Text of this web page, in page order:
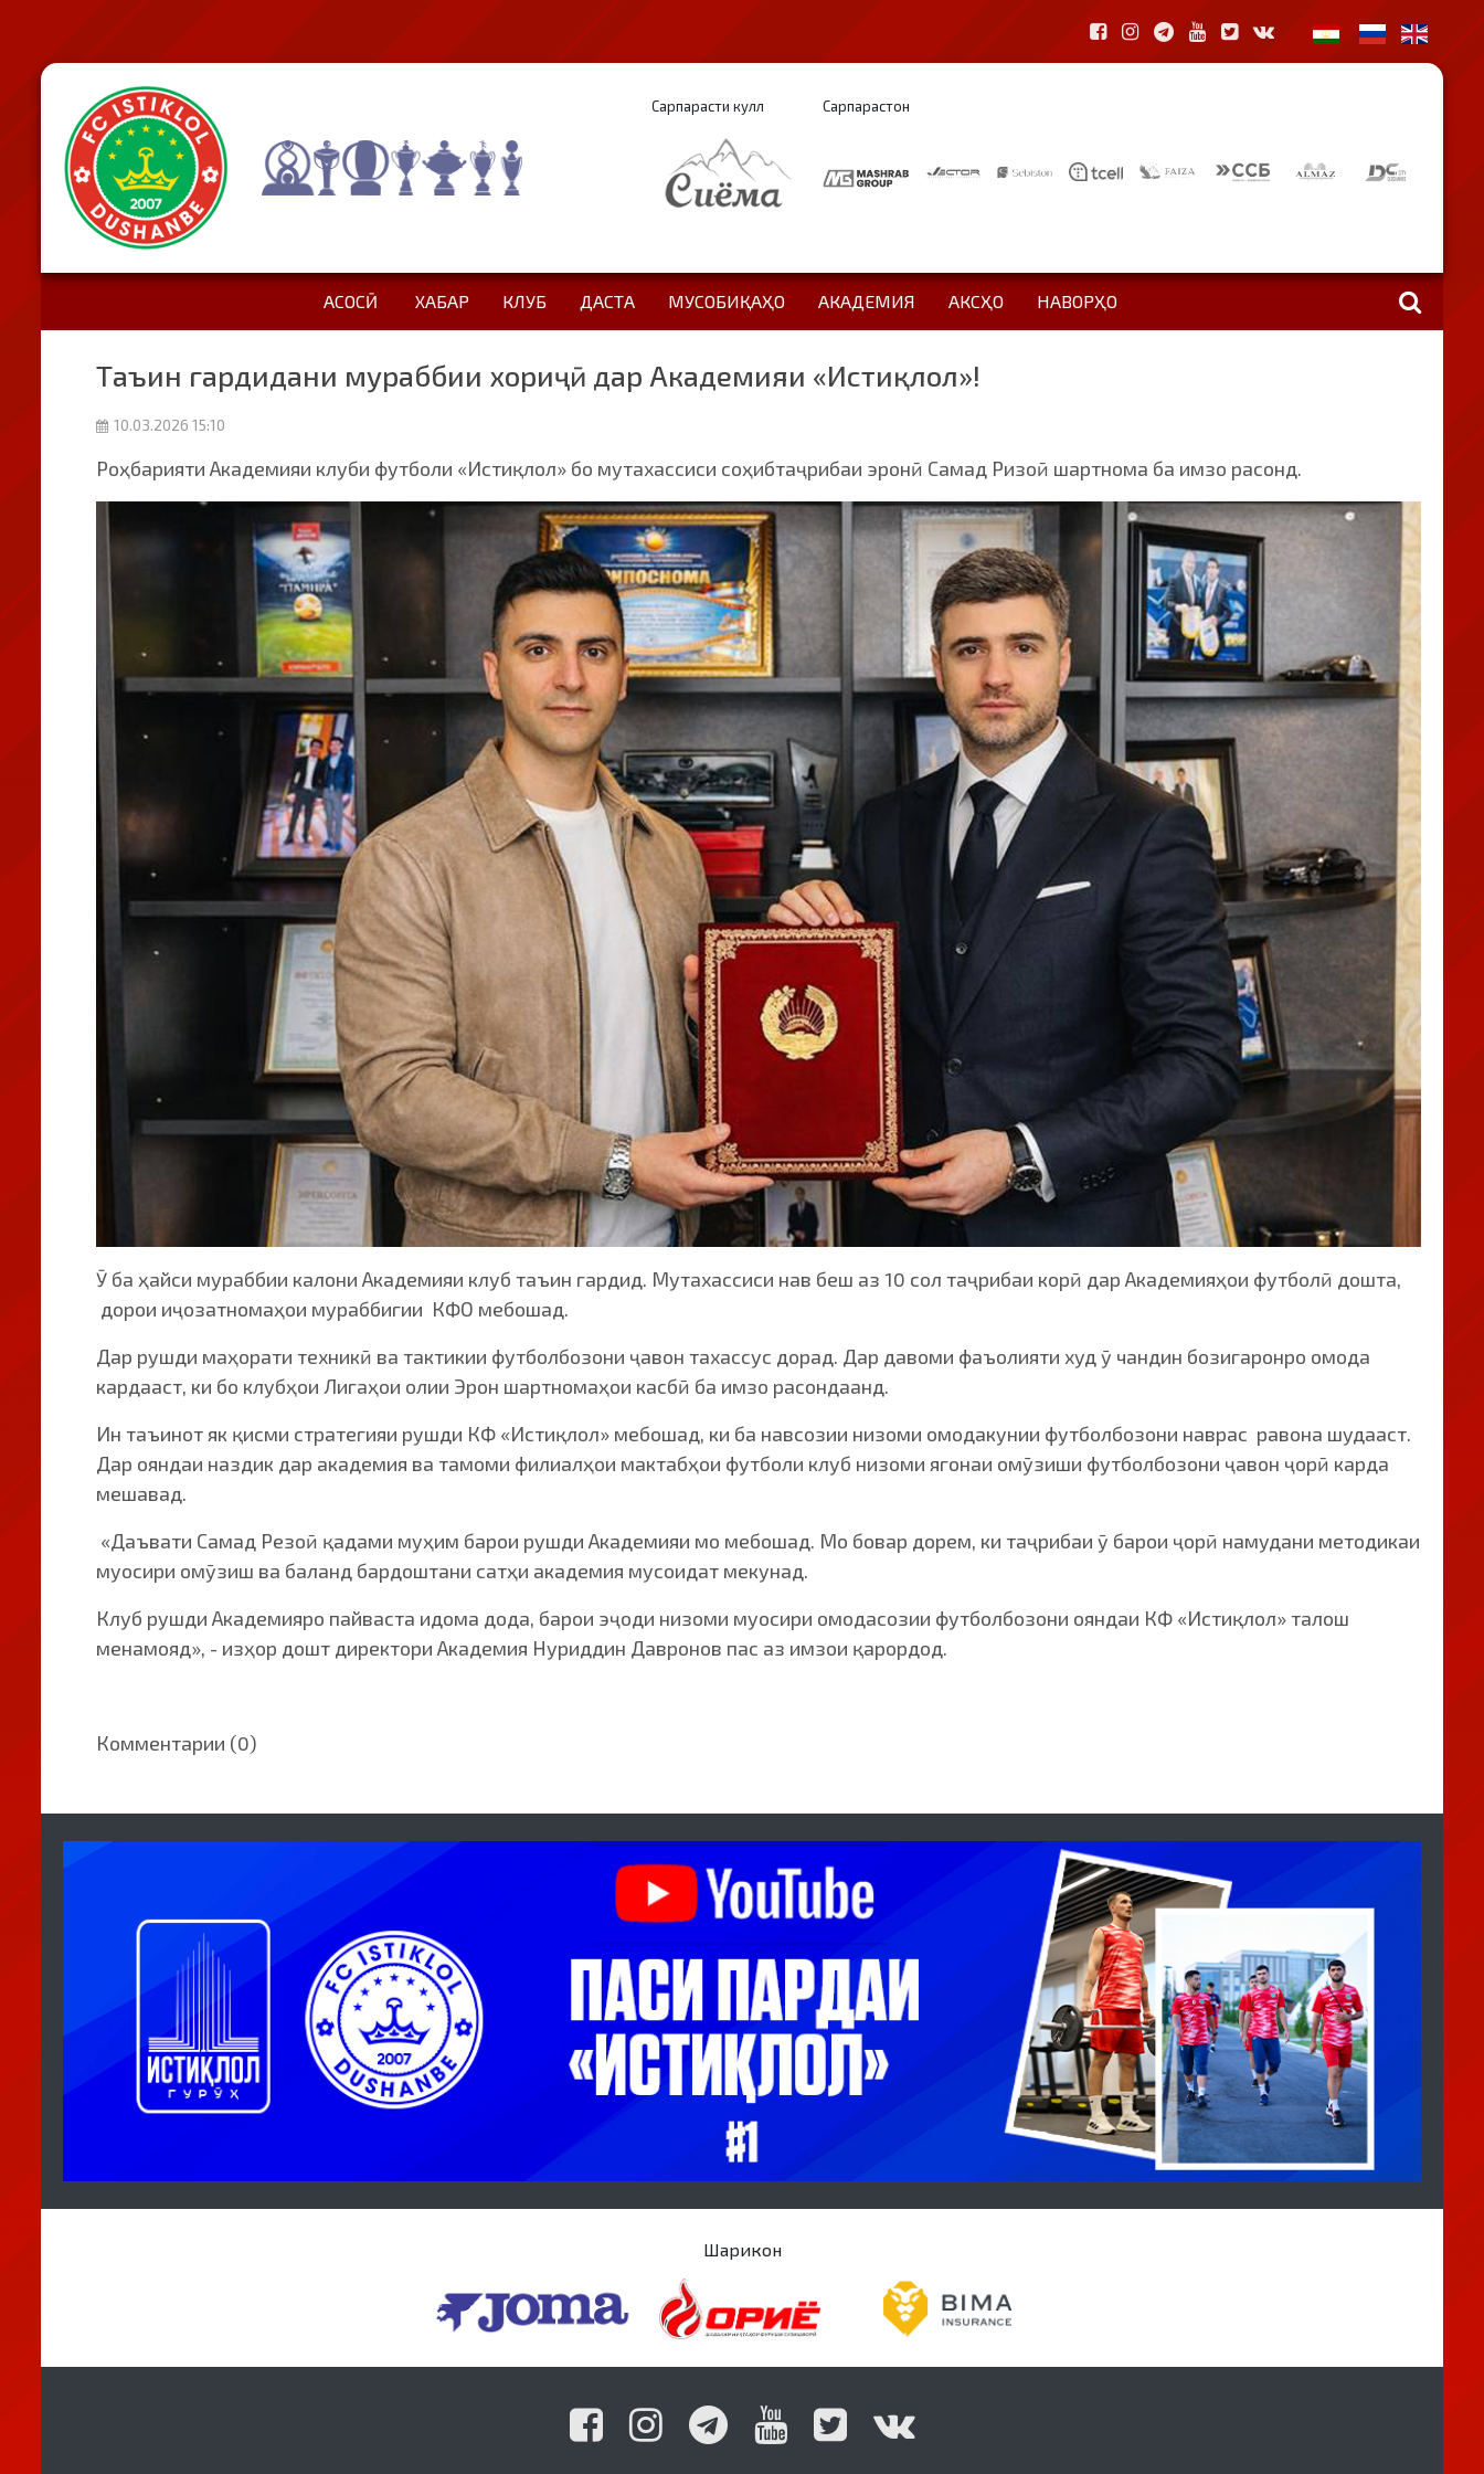
Сарпарасти кулл Сарпарастон
АСОСӢ ХАБАР КЛУБ ДАСТА МУСОБИҚАҲО АКАДЕМИЯ АКСҲО НАВОРҲО
Таъин гардидани мураббии хориҷӣ дар Академияи «Истиқлол»!
10.03.2026 15:10
Роҳбарияти Академияи клуби футболи «Истиқлол» бо мутахассиси соҳибтаҷрибаи эронӣ Самад Ризоӣ шартнома ба имзо расонд.
Ӯ ба ҳайси мураббии калони Академияи клуб таъин гардид. Мутахассиси нав беш аз 10 сол таҷрибаи корӣ дар Академияҳои футболӣ дошта,
дорои иҷозатномаҳои мураббигии КФО мебошад.
Дар рушди маҳорати техникӣ ва тактикии футболбозони ҷавон тахассус дорад. Дар давоми фаъолияти худ ӯ чандин бозигаронро омода
кардааст, ки бо клубҳои Лигаҳои олии Эрон шартномаҳои касбӣ ба имзо расондаанд.
Ин таъинот як қисми стратегияи рушди КФ «Истиқлол» мебошад, ки ба навсозии низоми омодакунии футболбозони наврас равона шудааст.
Дар ояндаи наздик дар академия ва тамоми филиалҳои мактабҳои футболи клуб низоми ягонаи омӯзиши футболбозони ҷавон ҷорӣ карда
мешавад.
«Даъвати Самад Резоӣ қадами муҳим барои рушди Академияи мо мебошад. Мо бовар дорем, ки таҷрибаи ӯ барои ҷорӣ намудани методикаи
муосири омӯзиш ва баланд бардоштани сатҳи академия мусоидат мекунад.
Клуб рушди Академияро пайваста идома дода, барои эҷоди низоми муосири омодасозии футболбозони ояндаи КФ «Истиқлол» талош
менамояд», - изҳор дошт директори Академия Нуриддин Давронов пас аз имзои қарордод.
Комментарии (0)
Шарикон